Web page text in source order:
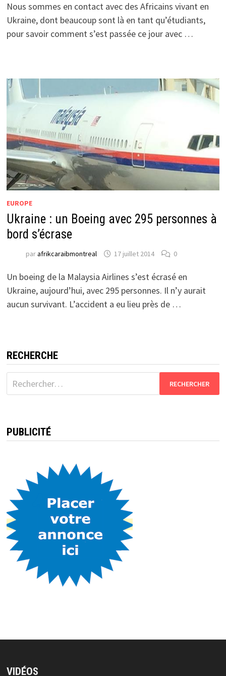
Nous sommes en contact avec des Africains vivant en
Ukraine, dont beaucoup sont là en tant qu’étudiants,
pour savoir comment s’est passée ce jour avec …
EUROPE
Ukraine : un Boeing avec 295 personnes à
bord s’écrase
parafrikcaraibmontreal 17 juillet 2014 0
Un boeing de la Malaysia Airlines s’est écrasé en
Ukraine, aujourd’hui, avec 295 personnes. Il n’y aurait
aucun survivant. L’accident a eu lieu près de …
RECHERCHE
Rechercher :
PUBLICITÉ
VIDÉOS